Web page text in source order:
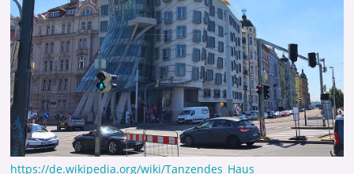
https://de.wikipedia.org/wiki/Tanzendes_Haus